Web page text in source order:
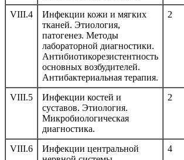
VIII.4
Инфекции кожи и мягких
тканей. Этиология,
патогенез. Методы
лабораторной диагностики.
Антибиотикорезистентность
основных возбудителей.
Антибактериальная терапия.
2
VIII.5
Инфекции костей и
суставов. Этиология.
Микробиологическая
диагностика.
2
VIII.6
Инфекции центральной
4